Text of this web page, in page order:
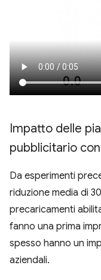
Impatto delle
pubblicitario
Da esperimenti
riduzione media di
precaricamenti
fanno una prima
spesso hanno un
aziendali.